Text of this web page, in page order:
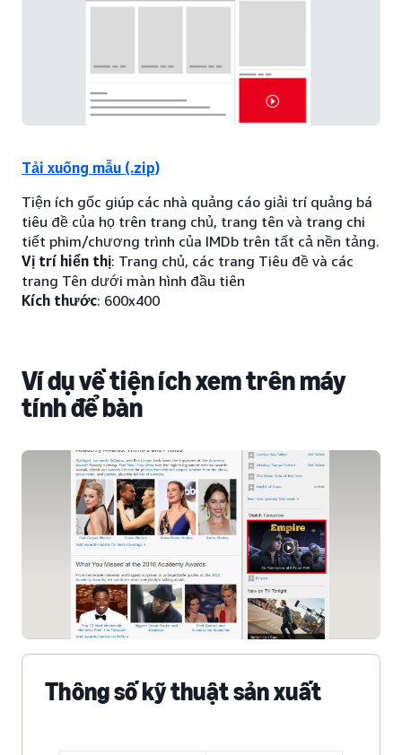
Tải xuống mẫu (.zip)
Tiện ích gốc giúp các nhà quảng cáo giải trí quảng bá
tiêu đề của họ trên trang chủ, trang tên và trang chi
tiết phim/chương trình của IMDb trên tất cả nền tảng.
Vị trí hiển thị: Trang chủ, các trang Tiêu đề và các
trang Tên dưới màn hình đầu tiên
Kích thước: 600x400
Ví dụ về tiện ích xem trên máy
tính để bàn
Thông số kỹ thuật sản xuất